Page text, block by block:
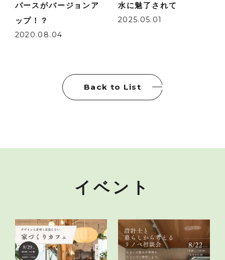
パースがバージョンア
ップ！？
2020.08.04
水に魅了されて
2025.05.01
Back to List
イベント